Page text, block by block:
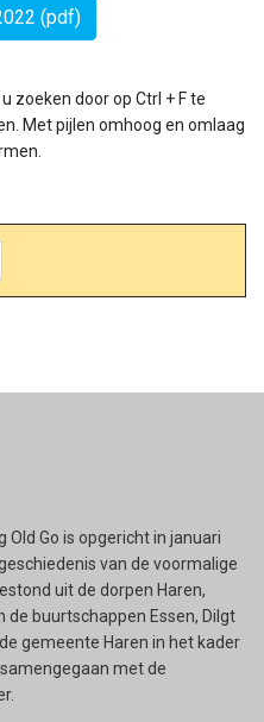
(pdf)
zoeken door op Ctrl + F te
Met pijlen omhoog en omlaag
Old Go is opgericht in januari
van de voormalige
uit de dorpen Haren,
de buurtschappen Essen, Dilgt
gemeente Haren in het kader
met de